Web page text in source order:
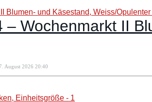
– Wochenmarkt II
August 2026 20:40